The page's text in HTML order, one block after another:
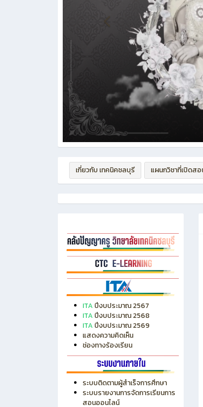
ITAปีงบประมาณ 2567
ITAปีงบประมาณ 2568
ปีงบประมาณ 2569
แสดงความคิดเห็น
ช่องทางร้องเรียน